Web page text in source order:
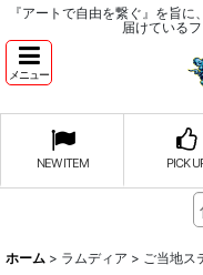
『アートで自由を繋ぐ』を旨
届けている
メニュー
NEW ITEM PICK
ホーム > ラムディア > ご当地ス